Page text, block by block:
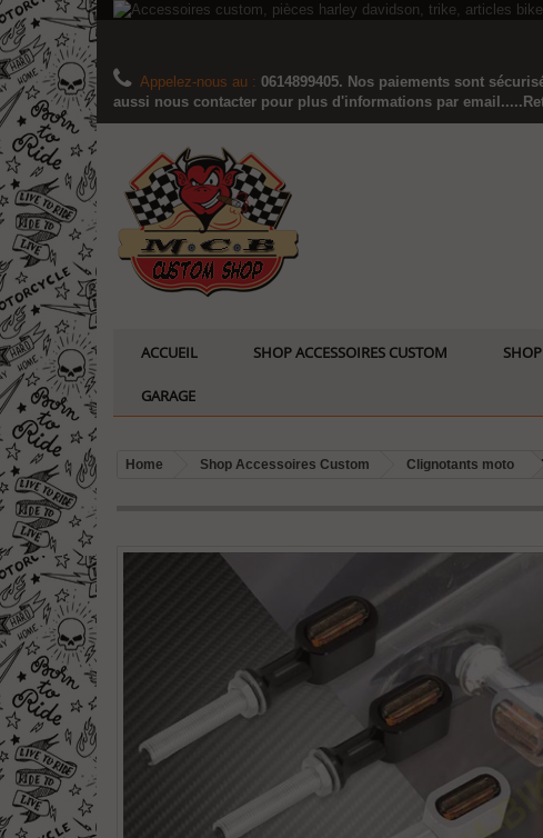
Appelez-nous au : 0614899405. Nos paiements sont
aussi nous contacter pour plus d'informations par
ACCUEIL SHOP ACCESSOIRES CUSTOM
GARAGE
Home Shop Accessoires Custom Clignotants moto